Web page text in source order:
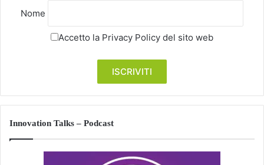
Nome
Accetto la Privacy Policy del sito web
Innovation Talks – Podcast